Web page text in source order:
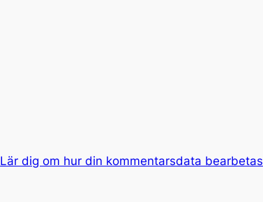
Lär dig om hur din kommentarsdata bearbetas